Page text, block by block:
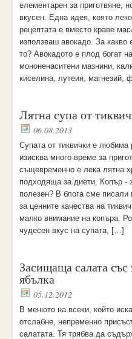
елементарен за приготвяне,
вкусен. Една идея, която
рецептата е вместо краве
използваш авокадо. За какво
то? Авокадото е плод богат
мононенаситени мазнини,
киселина, лутеин, магнезий,
Лятна супа от
06.08.2013
Супата от тиквички е любима
изисква много време за
същевременно е лека лятна
подходяща за диети. Копър -
полезен? В блога сме писали
за ценните качества на
малко внимание на копъра.
чудесен вкус на супата, […]
Засищаща салата
ябълка
05.12.2012
В менюто на всеки, който
отслабне, непременно
салатата. Тя трябва да